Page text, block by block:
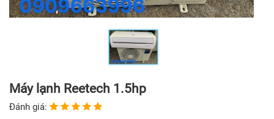
Máy lạnh Reetech 1.5hp
Đánh giá: